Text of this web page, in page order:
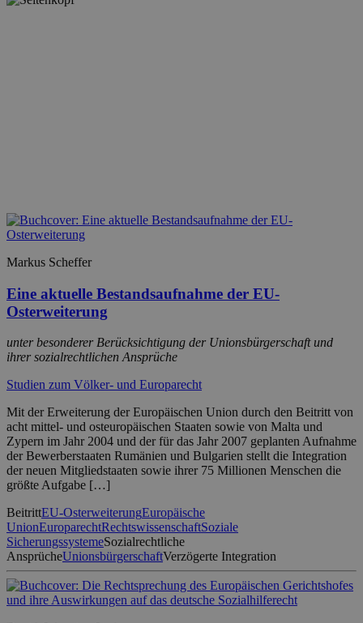
Markus Scheffer
Eine aktuelle Bestandsaufnahme der EU-
Osterweiterung
unter besonderer Berücksichtigung der Unionsbürgerschaft und
ihrer sozialrechtlichen Ansprüche
Studien zum Völker- und Europarecht
Mit der Erweiterung der Europäischen Union durch den Beitritt von
acht mittel- und osteuropäischen Staaten sowie von Malta und
Zypern im Jahr 2004 und der für das Jahr 2007 geplanten Aufnahme
der Bewerberstaaten Rumänien und Bulgarien stellt die Integration
der neuen Mitgliedstaaten sowie ihrer 75 Millionen Menschen die
größte Aufgabe […]
BeitrittEU-OsterweiterungEuropäische
UnionEuroparechtRechtswissenschaftSoziale
SicherungssystemeSozialrechtliche
AnsprücheUnionsbürgerschaftVerzögerte Integration